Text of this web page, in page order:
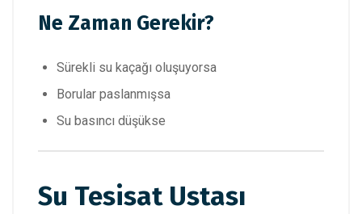
Ne Zaman Gerekir?
Sürekli su kaçağı oluşuyorsa
Borular paslanmışsa
Su basıncı düşükse
Su Tesisat Ustası